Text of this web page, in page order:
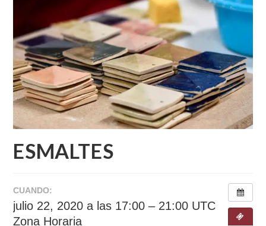
ESMALTES
CUANDO:
julio 22, 2020 a las 17:00 – 21:00 UTC
Zona Horaria